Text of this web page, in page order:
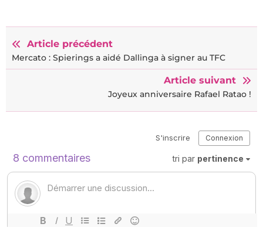
Article précédent
Mercato : Spierings a aidé Dallinga à signer au TFC
Article suivant
Joyeux anniversaire Rafael Ratao !